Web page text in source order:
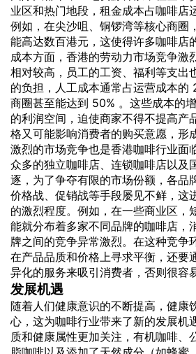
业区和热门地段，租金成本占咖啡店
例如，在尖沙咀、铜锣湾等核心商圈
能高达数百港元，这使得许多咖啡店
成本方面，香港的劳动力市场竞争激
相对较高，员工的工资、福利等支出
的负担，人工成本通常占运营成本的
商圈甚至能达到 50% 。这些成本的
的利润空间，迫使商家不得不提高产
格又可能影响消费者的购买意愿，形
激烈的市场竞争也是香港咖啡行业面
众多的独立咖啡店、连锁咖啡店以及
逐，为了争夺有限的市场份额，各品
价格战、促销战等手段屡见不鲜，这
的激烈程度。例如，在一些商业区，
能就分布着多家不同品牌的咖啡店，
牌之间的竞争异常激烈。在这种竞争
在产品品质和价格上寻求平衡，还要
异化的服务来吸引消费者，否则很容
发展机遇
随着人们健康意识的不断提高，健康
心，这为咖啡行业带来了新的发展机
质和健康属性更加关注，有机咖啡、